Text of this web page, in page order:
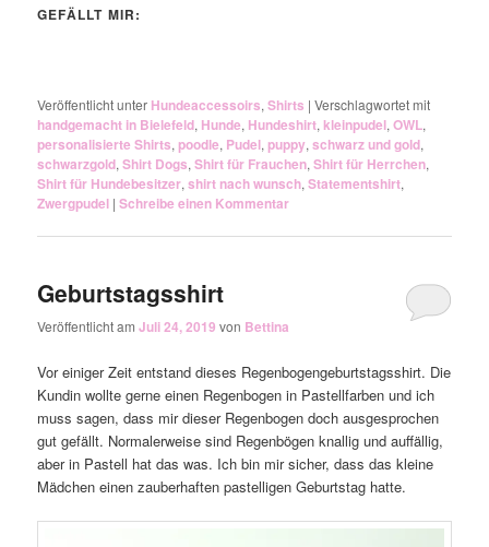
GEFÄLLT MIR:
Veröffentlicht unter Hundeaccessoirs,Shirts |Verschlagwortet mit
handgemacht in Bielefeld, Hunde, Hundeshirt,kleinpudel,OWL,
personalisierte Shirts,poodle, Pudel,puppy,schwarz und gold,
schwarzgold,Shirt Dogs,Shirt für Frauchen,Shirt für Herrchen,
Shirt für Hundebesitzer,shirt nach wunsch,Statementshirt,
Zwergpudel |Schreibe einen Kommentar
Geburtstagsshirt
Veröffentlicht amJuli 24, 2019 von Bettina
Vor einiger Zeit entstand dieses Regenbogengeburtstagsshirt. Die
Kundin wollte gerne einen Regenbogen in Pastellfarben und ich
muss sagen, dass mir dieser Regenbogen doch ausgesprochen
gut gefällt. Normalerweise sind Regenbögen knallig und auffällig,
aber in Pastell hat das was. Ich bin mir sicher, dass das kleine
Mädchen einen zauberhaften pastelligen Geburtstag hatte.